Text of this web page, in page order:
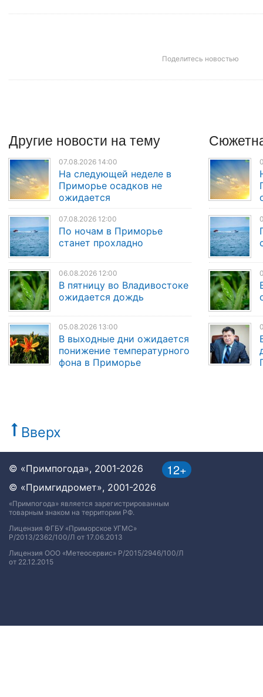
Поделитесь новостью
Другие новости на тему
07.08.2026 14:00
На следующей неделе в
Приморье осадков не
ожидается
07.08.2026 12:00
По ночам в Приморье
станет прохладно
06.08.2026 12:00
В пятницу во Владивостоке
ожидается дождь
05.08.2026 13:00
В выходные дни ожидается
понижение температурного
фона в Приморье
Вверх
12+
© «Примпогода», 2001-2026
© «Примгидромет», 2001-2026
«Примпогода» является зарегистрированным
товарным знаком на территории РФ.
Лицензия ФГБУ «Приморское УГМС»
Р/2013/2362/100/Л от 17.06.2013
Лицензия ООО «Метеосервис» Р/2015/2946/100/Л
от 22.12.2015